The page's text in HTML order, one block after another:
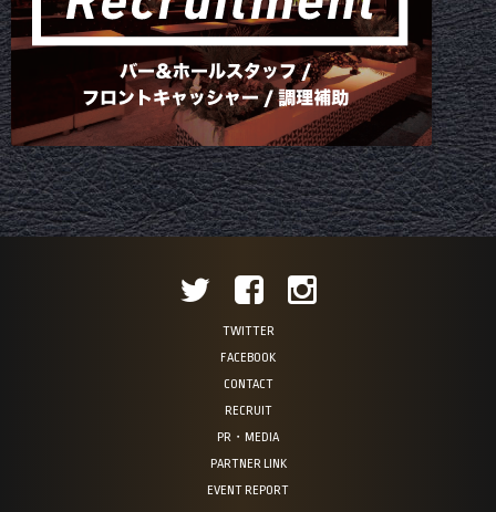
TWITTER
FACEBOOK
CONTACT
RECRUIT
PR・MEDIA
PARTNER LINK
EVENT REPORT